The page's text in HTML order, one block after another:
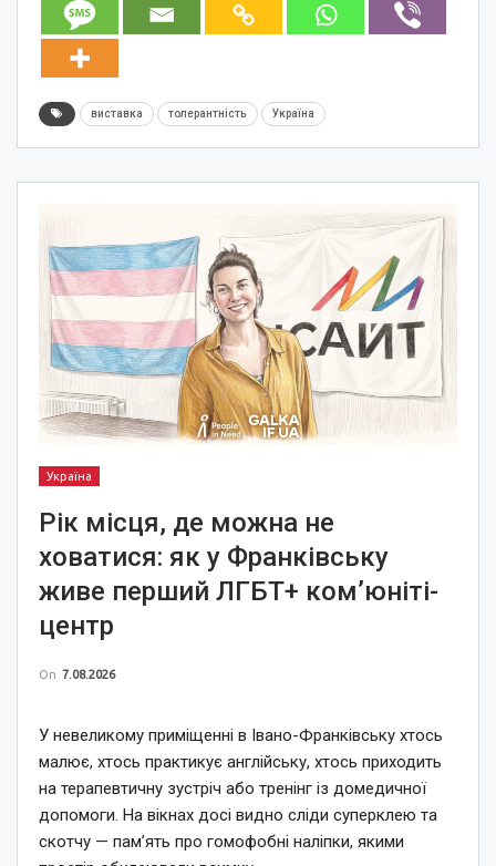
виставка толерантність Україна
Україна
Рік місця, де можна не
ховатися: як у Франківську
живе перший ЛГБТ+ ком’юніті-
центр
On 7.08.2026
У невеликому приміщенні в Івано-Франківську хтось
малює, хтось практикує англійську, хтось приходить
на терапевтичну зустріч або тренінг із домедичної
допомоги. На вікнах досі видно сліди суперклею та
скотчу — пам’ять про гомофобні наліпки, якими